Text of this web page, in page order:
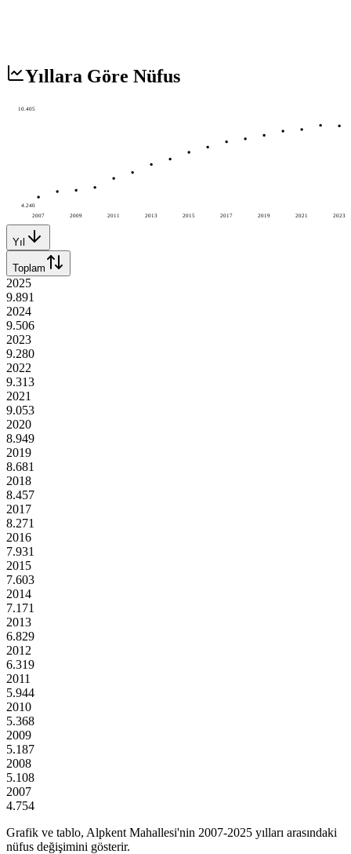
Yıllara Göre Nüfus
2007 2009 2011 2013 2015 2017 2019 2021 2023
10.405
4.240
Yıl
Toplam
2025
9.891
2024
9.506
2023
9.280
2022
9.313
2021
9.053
2020
8.949
2019
8.681
2018
8.457
2017
8.271
2016
7.931
2015
7.603
2014
7.171
2013
6.829
2012
6.319
2011
5.944
2010
5.368
2009
5.187
2008
5.108
2007
4.754
Grafik ve tablo, Alpkent Mahallesi'nin 2007-2025 yılları arasındaki
nüfus değişimini gösterir.